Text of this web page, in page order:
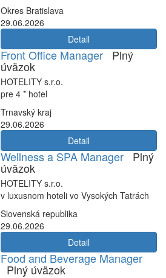
Okres Bratislava
29.06.2026
Detail
Front Office Manager Plný
úväzok
HOTELITY s.r.o.
pre 4 * hotel
Trnavský kraj
29.06.2026
Detail
Wellness a SPA Manager Plný
úväzok
HOTELITY s.r.o.
v luxusnom hoteli vo Vysokých Tatrách
Slovenská republika
29.06.2026
Detail
Food and Beverage Manager
Plný úväzok